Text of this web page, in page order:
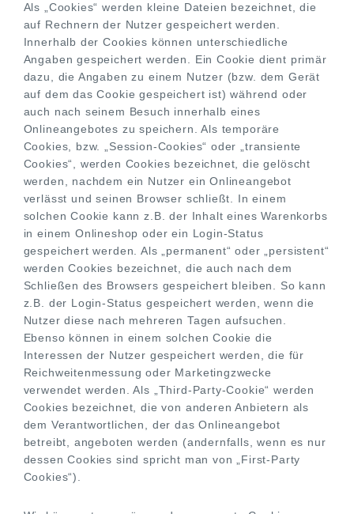
Als „Cookies“ werden kleine Dateien bezeichnet, die
auf Rechnern der Nutzer gespeichert werden.
Innerhalb der Cookies können unterschiedliche
Angaben gespeichert werden. Ein Cookie dient primär
dazu, die Angaben zu einem Nutzer (bzw. dem Gerät
auf dem das Cookie gespeichert ist) während oder
auch nach seinem Besuch innerhalb eines
Onlineangebotes zu speichern. Als temporäre
Cookies, bzw. „Session-Cookies“ oder „transiente
Cookies“, werden Cookies bezeichnet, die gelöscht
werden, nachdem ein Nutzer ein Onlineangebot
verlässt und seinen Browser schließt. In einem
solchen Cookie kann z.B. der Inhalt eines Warenkorbs
in einem Onlineshop oder ein Login-Status
gespeichert werden. Als „permanent“ oder „persistent“
werden Cookies bezeichnet, die auch nach dem
Schließen des Browsers gespeichert bleiben. So kann
z.B. der Login-Status gespeichert werden, wenn die
Nutzer diese nach mehreren Tagen aufsuchen.
Ebenso können in einem solchen Cookie die
Interessen der Nutzer gespeichert werden, die für
Reichweitenmessung oder Marketingzwecke
verwendet werden. Als „Third-Party-Cookie“ werden
Cookies bezeichnet, die von anderen Anbietern als
dem Verantwortlichen, der das Onlineangebot
betreibt, angeboten werden (andernfalls, wenn es nur
dessen Cookies sind spricht man von „First-Party
Cookies“).